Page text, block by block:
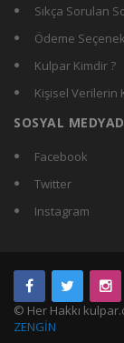
Sıkça Sorulan
Ödeme
Kulpar Kimdir ?
Kişisel Verilerin
SOSYAL
Facebook
Twitter
Instagram
© Her Hakkı
ZENGİN